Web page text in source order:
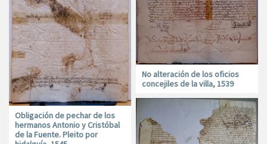
Obligación de pechar de los
hermanos Antonio y Cristóbal
de la Fuente. Pleito por
No alteración de los oficios
concejiles de la villa, 1539